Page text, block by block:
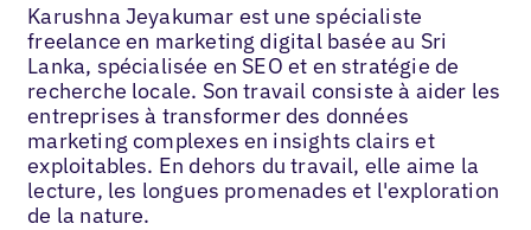
Karushna Jeyakumar est une spécialiste
freelance en marketing digital basée au Sri
Lanka, spécialisée en SEO et en stratégie de
recherche locale. Son travail consiste à aider les
entreprises à transformer des données
marketing complexes en insights clairs et
exploitables. En dehors du travail, elle aime la
lecture, les longues promenades et l'exploration
de la nature.